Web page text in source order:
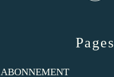
Pages
ABONNEMENT